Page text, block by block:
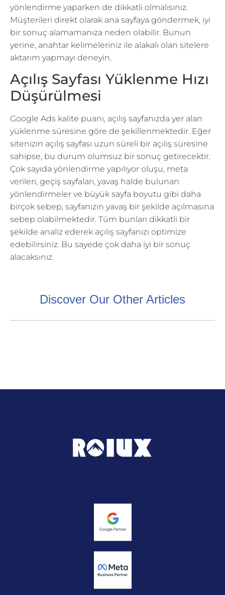
yönlendirme yaparken de dikkatli olmalısınız.
Müşterileri direkt olarak ana sayfaya göndermek, iyi
bir sonuç alamamanıza neden olabilir. Bunun
yerine, anahtar kelimeleriniz ile alakalı olan sitelere
aktarım yapmayı deneyin.
Açılış Sayfası Yüklenme Hızı
Düşürülmesi
Google Ads kalite puanı, açılış sayfanızda yer alan
yüklenme süresine göre de şekillenmektedir. Eğer
sitenizin açılış sayfası uzun süreli bir açılış süresine
sahipse, bu durum olumsuz bir sonuç getirecektir.
Çok sayıda yönlendirme yapılıyor oluşu, meta
verileri, geçiş sayfaları, yavaş halde bulunan
yönlendirmeler ve büyük sayfa boyutu gibi daha
birçok sebep, sayfanızın yavaş bir şekilde açılmasına
sebep olabilmektedir. Tüm bunları dikkatli bir
şekilde analiz ederek açılış sayfanızı optimize
edebilirsiniz. Bu sayede çok daha iyi bir sonuç
alacaksınız.
Discover Our Other Articles